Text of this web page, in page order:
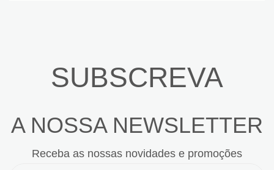
SUBSCREVA
A NOSSA NEWSLETTER
Receba as nossas novidades e promoções